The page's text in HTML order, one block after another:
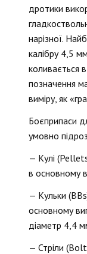
дротики
нарізної.
калібру 4,5
коливається
позначення
виміру, як
Боєприпаси
умовно
— Кулі
в основному
— Кульки
основному
діаметр 4,4
— Стріли